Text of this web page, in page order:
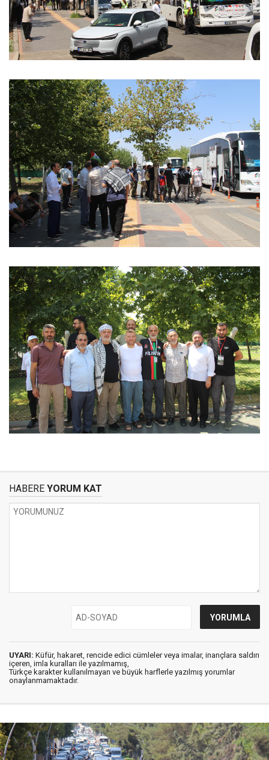
HABERE YORUM KAT
UYARI: Küfür, hakaret, rencide edici cümleler veya imalar, inançlara saldırı
içeren, imla kuralları ile yazılmamış,
Türkçe karakter kullanılmayan ve büyük harflerle yazılmış yorumlar
onaylanmamaktadır.